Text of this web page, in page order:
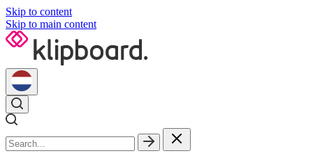
Skip to content
Skip to main content